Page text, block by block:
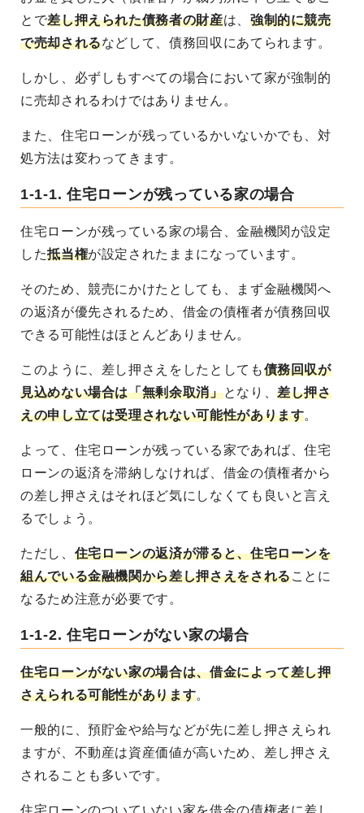
とで差し押えられた債務者の財産は、 強制的に競売
で売却されるなどして、債務回収にあてられます。
しかし、必ずしもすべての場合において家が強制的
に売却されるわけではありません。
また、住宅ローンが残っているかいないかでも、対
処方法は変わってきます。
1-1-1. 住宅ローンが残っている家の場合
住宅ローンが残っている家の場合、金融機関が設定
した抵当権が設定されたままになっています。
そのため、競売にかけたとしても、まず金融機関へ
の返済が優先されるため、借金の債権者が債務回収
できる可能性はほとんどありません。
このように、差し押さえをしたとしても債務回収が
見込めない場合は「無剰余取消」となり、差し押さ
えの申し立ては受理されない可能性があります。
よって、住宅ローンが残っている家であれば、住宅
ローンの返済を滞納しなければ、借金の債権者から
の差し押さえはそれほど気にしなくても良いと言え
るでしょう。
ただし、 住宅ローンの返済が滞ると、住宅ローンを
組んでいる金融機関から差し押さえをされることに
なるため注意が必要です。
1-1-2. 住宅ローンがない家の場合
住宅ローンがない家の場合は、借金によって差し押
さえられる可能性があります。
一般的に、預貯金や給与などが先に差し押さえられ
ますが、不動産は資産価値が高いため、差し押さえ
されることも多いです。